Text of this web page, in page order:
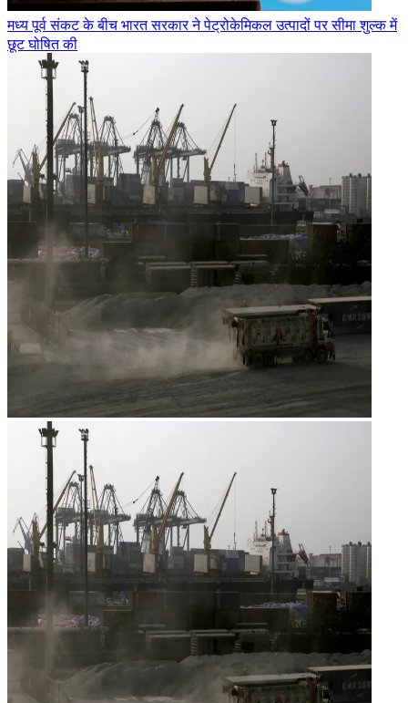
मध्य पूर्व संकट के बीच भारत सरकार ने पेट्रोकेमिकल उत्पादों पर सीमा शुल्क में
छूट घोषित की